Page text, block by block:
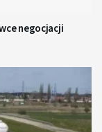
negocjacji